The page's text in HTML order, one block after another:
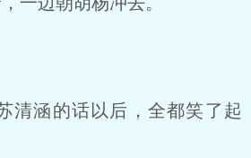
涵的话以后，全都笑了起